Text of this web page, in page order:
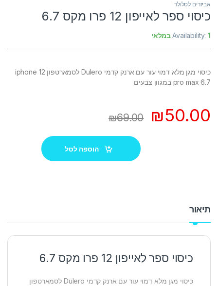
אביזרים לסלולר
כיסוי ספר לאייפון 12 פרו מקס 6.7
Availability:1 במלאי
כיסוי מגן מלא דמוי עור עם ארנק קדמי Dulero לסמארטפון iphone 12
pro max 6.7 במגוון צבעים
₪50.00
₪69.00
הוספה לסל
תיאור
כיסוי ספר לאייפון 12 פרו מקס 6.7
כיסוי מגן מלא דמוי עור עם ארנק קדמי Dulero לסמארטפון